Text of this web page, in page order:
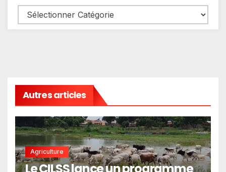
Autres articles
Agriculture
Le CILSS lance un programme